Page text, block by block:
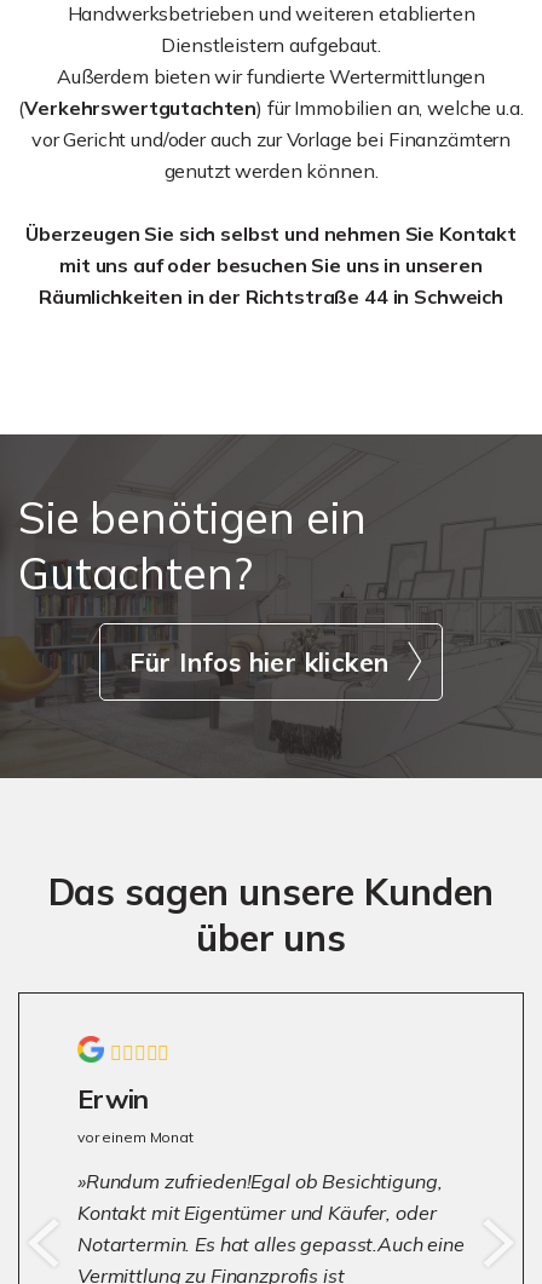
Handwerksbetrieben und weiteren etablierten
Dienstleistern aufgebaut.
Außerdem bieten wir fundierte Wertermittlungen
(Verkehrswertgutachten) für Immobilien an, welche u.a.
vor Gericht und/oder auch zur Vorlage bei Finanzämtern
genutzt werden können.
Überzeugen Sie sich selbst und nehmen Sie Kontakt
mit uns auf oder besuchen Sie uns in unseren
Räumlichkeiten in der Richtstraße 44 in Schweich
Sie benötigen ein
Gutachten?
Für Infos hier klicken
Das sagen unsere Kunden
über uns
Erwin
vor einem Monat
Rundum zufrieden!Egal ob Besichtigung,
Kontakt mit Eigentümer und Käufer, oder
Notartermin. Es hat alles gepasst.Auch eine
Vermittlung zu Finanzprofis ist